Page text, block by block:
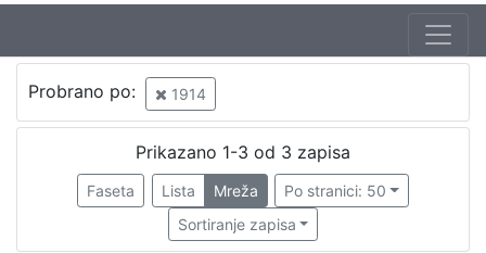
Jezik
hrvatski
Probrano po: 1914
Prikazano 1-3 od 3 zapisa
Faseta Lista Mreža
Po stranici: 50
Sortiranje zapisa